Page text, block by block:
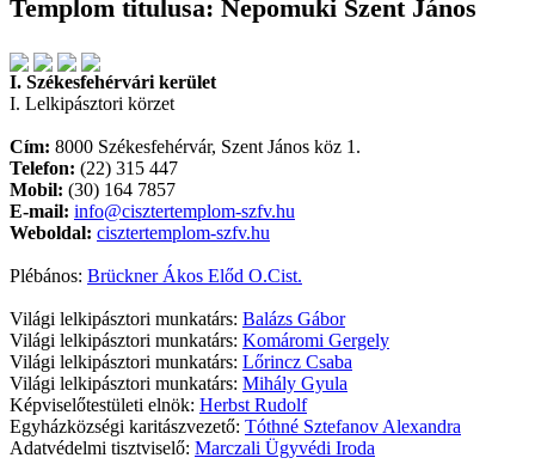
Templom titulusa: Nepomuki Szent János
I. Székesfehérvári kerület
I. Lelkipásztori körzet
Cím: 8000 Székesfehérvár, Szent János köz 1.
Telefon: (22) 315 447
Mobil: (30) 164 7857
E-mail: info@cisztertemplom-szfv.hu
Weboldal: cisztertemplom-szfv.hu
Plébános: Brückner Ákos Előd O.Cist.
Világi lelkipásztori munkatárs: Balázs Gábor
Világi lelkipásztori munkatárs: Komáromi Gergely
Világi lelkipásztori munkatárs: Lőrincz Csaba
Világi lelkipásztori munkatárs: Mihály Gyula
Képviselőtestületi elnök: Herbst Rudolf
Egyházközségi karitászvezető: Tóthné Sztefanov Alexandra
Adatvédelmi tisztviselő: Marczali Ügyvédi Iroda